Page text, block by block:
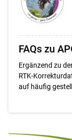
FAQs zu
Ergänzend zu
RTK-
auf häufig